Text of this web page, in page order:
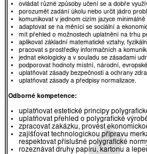
ovládat různé způsoby učení se a dobře
porozumět zadání úkolu nebo určit jádro
komunikovat v jednom cizím jazyce
adaptovat se na měnící se sociální a
mít přehled o možnostech uplatnění na trhu
aplikovat základní matematické vztahy,
pracovat s prostředky informačních a
jednat ekologicky a v souladu se zásadami
podporovat hodnoty místní, národní,
uplatňovat zásady bezpečnosti a ochrany
uplatňovat zásady a předpisy normalizace.
Odborné kompetence:
uplatňovat estetické principy
uplatňovat přehled o polygrafické
zpracovat zakázku, provést
zajišťovat technologickou přípravu
respektovat příslušné polygrafické
rozeznávat druhy papíru, kartonu a